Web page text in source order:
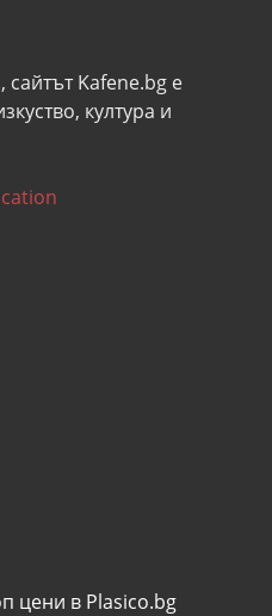
сайтът Kafene.bg e
култура и
цени в Plasico.bg